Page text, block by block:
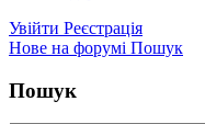
Увійти Реєстрація
Нове на форумі Пошук
Пошук